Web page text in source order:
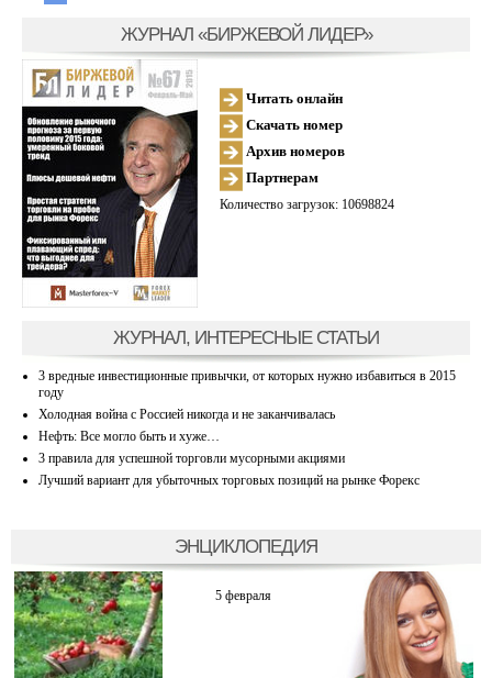
ЖУРНАЛ «БИРЖЕВОЙ ЛИДЕР»
Читать онлайн
Скачать номер
Архив номеров
Партнерам
Количество загрузок: 10698824
ЖУРНАЛ, ИНТЕРЕСНЫЕ СТАТЬИ
3 вредные инвестиционные привычки, от которых нужно избавиться в 2015
году
Холодная война с Россией никогда и не заканчивалась
Нефть: Все могло быть и хуже…
3 правила для успешной торговли мусорными акциями
Лучший вариант для убыточных торговых позиций на рынке Форекс
ЭНЦИКЛОПЕДИЯ
5 февраля